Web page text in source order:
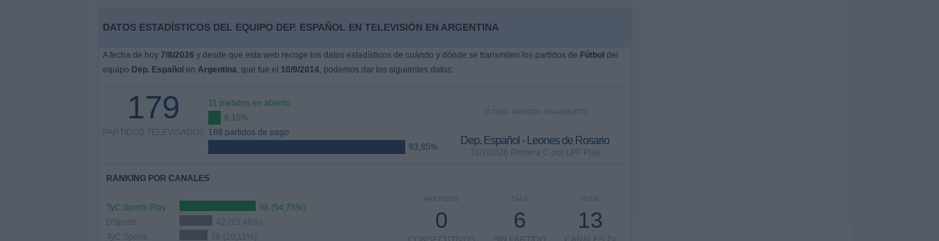
DATOS ESTADÍSTICOS DEL EQUIPO DEP. ESPAÑOL EN TELEVISIÓN EN ARGENTINA
A fecha de hoy 7/8/2026 y desde que esta web recoge los datos estadísticos de cuándo y dónde se transmiten los partidos de Fútbol del
equipo Dep. Español en Argentina, que fue el 10/9/2014, podemos dar los siguientes datos:
179
PARTIDOS TELEVISADOS
11 partidos en abierto
6,15%
168 partidos de pago
93,85%
ÚLTIMO PARTIDO EN ABIERTO
Dep. Español - Leones de Rosario
31/7/2026 Primera C por LPF Play
RANKING POR CANALES
TyC Sports Play
98 (54,75%)
DSports
42 (23,46%)
TyC Sports
36 (20,11%)
TOTAL
13
DÍAS
6
PARTIDOS
0